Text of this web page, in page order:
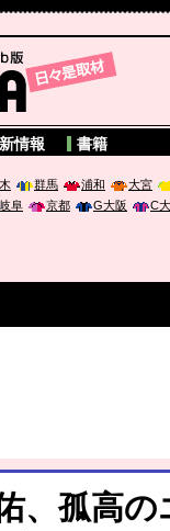
情報 書籍
群馬 浦和
大宮
岐阜 京都 G大阪
C
、孤高